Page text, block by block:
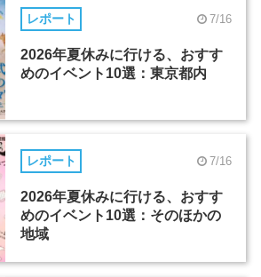
レポート 7/16
2026年夏休みに行ける、おすす
めのイベント10選：東京都内
レポート 7/16
2026年夏休みに行ける、おすす
めのイベント10選：そのほかの
地域